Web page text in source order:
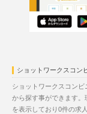
ショットワークスコン
ショットワークスコン
から探す事ができます。
を表示しており0件の求